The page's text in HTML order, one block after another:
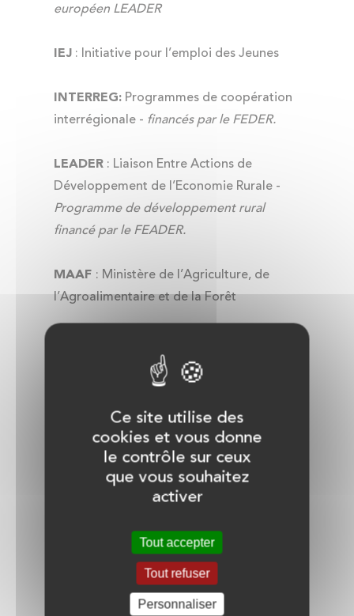
européen LEADER
IEJ : Initiative pour l’emploi des Jeunes
INTERREG: Programmes de coopération
interrégionale - financés par le FEDER.
LEADER : Liaison Entre Actions de
Développement de l’Economie Rurale -
Programme de développement rural
financé par le FEADER.
MAAF : Ministère de l’Agriculture, de
l’Agroalimentaire et de la Forêt
Environnementales et Climatiques
: Politique agricole commune
: Programme de développement
Document stratégique régional
validé par la Commission Européenne qui
d'investissement du FEADER en région.
Plan stratégique national de la
Politique agricole commune
Ce site utilise des
cookies et vous donne
le contrôle sur ceux
que vous souhaitez
activer
Tout accepter
Tout refuser
Personnaliser